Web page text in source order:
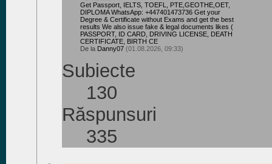
Get Passport, IELTS, TOEFL, PTE,GEOTHE,OET,
DIPLOMA WhatsApp: +447401473736 Get your
Degree & Certificate without Exams and get the best
results We also issue fake & legal documents likes (
PASSPORT, ID CARD, DRIVING LICENSE, DEATH
CERTIFICATE, BIRTH CE
De la Danny07 (01.08.2026, 09:33)
Subiecte
130
Răspunsuri
335